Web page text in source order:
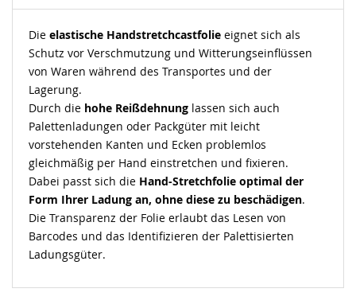
Die elastische Handstretchcastfolie eignet sich als
Schutz vor Verschmutzung und Witterungseinflüssen
von Waren während des Transportes und der
Lagerung.
Durch die hohe Reißdehnung lassen sich auch
Palettenladungen oder Packgüter mit leicht
vorstehenden Kanten und Ecken problemlos
gleichmäßig per Hand einstretchen und fixieren.
Dabei passt sich die Hand-Stretchfolie optimal der
Form Ihrer Ladung an, ohne diese zu beschädigen.
Die Transparenz der Folie erlaubt das Lesen von
Barcodes und das Identifizieren der Palettisierten
Ladungsgüter.